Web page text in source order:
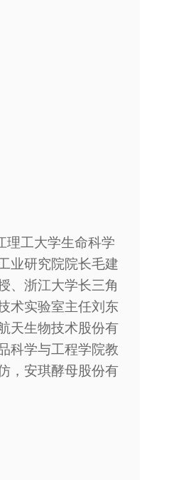
理工大学生命科学
业研究院院长毛建
、浙江大学长三角
术实验室主任刘东
天生物技术股份有
科学与工程学院教
，安琪酵母股份有